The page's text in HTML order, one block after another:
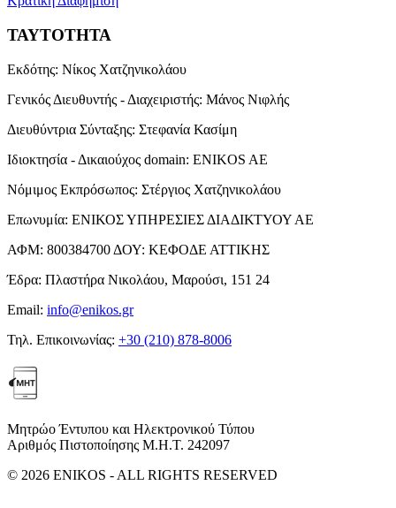
ΤΑΥΤΟΤΗΤΑ
Εκδότης: Νίκος Χατζηνικολάου
Γενικός Διευθυντής - Διαχειριστής: Μάνος Νιφλής
Διευθύντρια Σύνταξης: Στεφανία Κασίμη
Ιδιοκτησία - Δικαιούχος domain: ENIKOS AE
Νόμιμος Εκπρόσωπος: Στέργιος Χατζηνικολάου
Επωνυμία: ΕΝΙΚΟΣ ΥΠΗΡΕΣΙΕΣ ΔΙΑΔΙΚΤΥΟΥ ΑΕ
ΑΦΜ: 800384700 ΔΟΥ: ΚΕΦΟΔΕ ΑΤΤΙΚΗΣ
Έδρα: Πλαστήρα Νικολάου, Μαρούσι, 151 24
Email: info@enikos.gr
Τηλ. Επικοινωνίας: +30 (210) 878-8006
Μητρώο Έντυπου και Ηλεκτρονικού Τύπου
Αριθμός Πιστοποίησης Μ.Η.Τ. 242097
© 2026 ENIKOS - ALL RIGHTS RESERVED